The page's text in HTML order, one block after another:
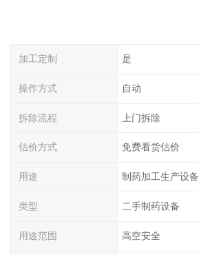
加工定制 是
操作方式 自动
拆除流程 上门拆除
估价方式 免费看货估价
用途 制药加工生产设备
类型 二手制药设备
用途范围 高空安全